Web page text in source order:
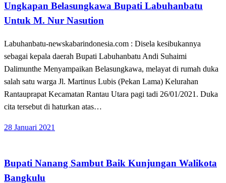
Ungkapan Belasungkawa Bupati Labuhanbatu
Untuk M. Nur Nasution
Labuhanbatu-newskabarindonesia.com : Disela kesibukannya
sebagai kepala daerah Bupati Labuhanbatu Andi Suhaimi
Dalimunthe Menyampaikan Belasungkawa, melayat di rumah duka
salah satu warga Jl. Martinus Lubis (Pekan Lama) Kelurahan
Rantauprapat Kecamatan Rantau Utara pagi tadi 26/01/2021. Duka
cita tersebut di haturkan atas…
Posted
28 Januari 2021
Bupati Nanang Sambut Baik Kunjungan Walikota
Bangkulu